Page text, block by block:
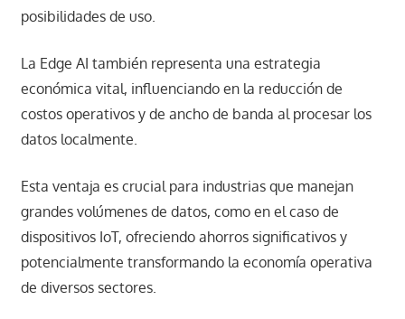
posibilidades de uso.
La Edge AI también representa una estrategia
económica vital, influenciando en la reducción de
costos operativos y de ancho de banda al procesar los
datos localmente.
Esta ventaja es crucial para industrias que manejan
grandes volúmenes de datos, como en el caso de
dispositivos IoT, ofreciendo ahorros significativos y
potencialmente transformando la economía operativa
de diversos sectores.